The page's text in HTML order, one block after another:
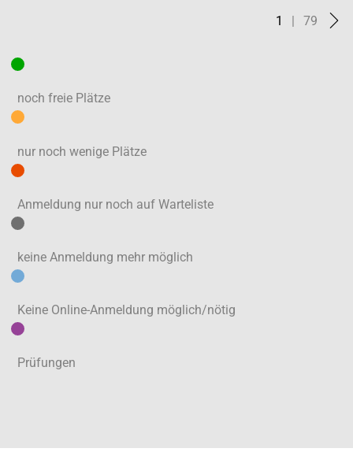
noch freie Plätze
nur noch wenige Plätze
Anmeldung nur noch auf Warteliste
keine Anmeldung mehr möglich
Keine Online-Anmeldung möglich/nötig
Prüfungen
1 | 79